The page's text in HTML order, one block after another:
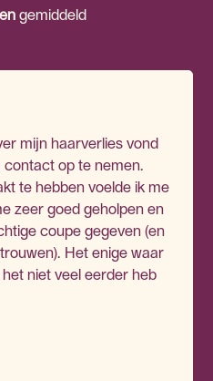
gemiddeld
mijn haarverlies vond
contact op te nemen.
te hebben voelde ik me
zeer goed geholpen en
coupe gegeven (en
Het enige waar
niet veel eerder heb